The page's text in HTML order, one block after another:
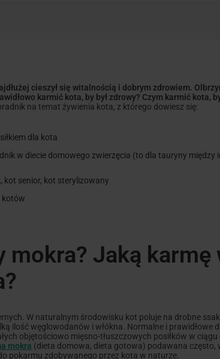
cieszył się witalnością i dobrym zdrowiem.
karmić kota, by był zdrowy? Czym karmić kota,
na temat żywienia kota, z którego dowiesz się:
dla kota
w diecie domowego zwierzęcia (to dla tauryny między
kot senior, kot sterylizowany
kotów
mokra? Jaką karmę
W naturalnym środowisku kot poluje na drobne
ilość węglowodanów i włókna. Normalne i prawidłowe
objętościowo mięsno-tłuszczowych posiłków w ciągu
mokra (dieta domowa, dieta gotowa) podawana często,
pokarmu zdobywanego przez kota w naturze.